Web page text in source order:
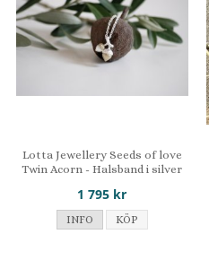
Lotta Jewellery Seeds of love
Twin Acorn - Halsband i silver
1 795 kr
INFO KÖP